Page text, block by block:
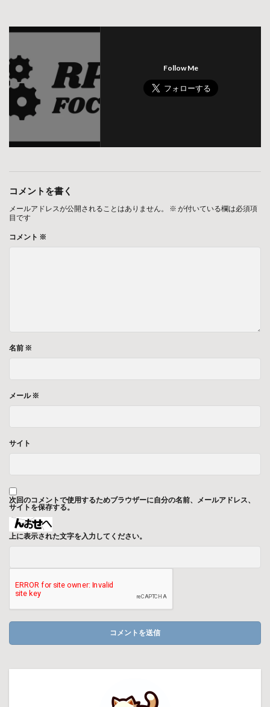
Follow Me
コメントを書く
メールアドレスが公開されることはありません。 ※ が付いている欄は必須項
目です
コメント ※
名前 ※
メール※
サイト
次回のコメントで使用するためブラウザーに自分の名前、メールアドレス、
サイトを保存する。
上に表示された文字を入力してください。